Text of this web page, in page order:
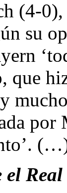
(4-0),
su
que
por
el